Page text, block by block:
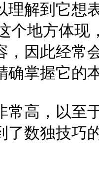
理解到它想
个地方体现
，因此经常
确掌握它的
常高，以至